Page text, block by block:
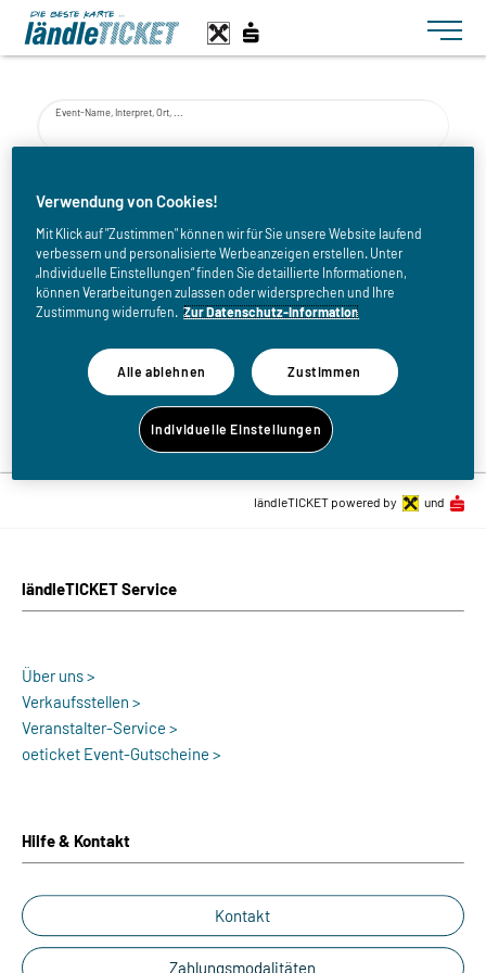
Toggle
Event-Name, Interpret, Ort, ...
bis
Zurück zur Eventliste
ländleTICKET Service
Über uns >
Verkaufsstellen >
Veranstalter-Service >
oeticket Event-Gutscheine >
Hilfe & Kontakt
Kontakt
Zahlungsmodalitäten
ländleTICKET powered by und
Verwendung von Cookies!
Mit Klick auf "Zustimmen" können wir für Sie unsere Website laufend
verbessern und personalisierte Werbeanzeigen erstellen. Unter
„Individuelle Einstellungen“ finden Sie detaillierte Informationen,
können Verarbeitungen zulassen oder widersprechen und Ihre
Zustimmung widerrufen. Zur Datenschutz-Information
Alle ablehnen Zustimmen
Individuelle Einstellungen